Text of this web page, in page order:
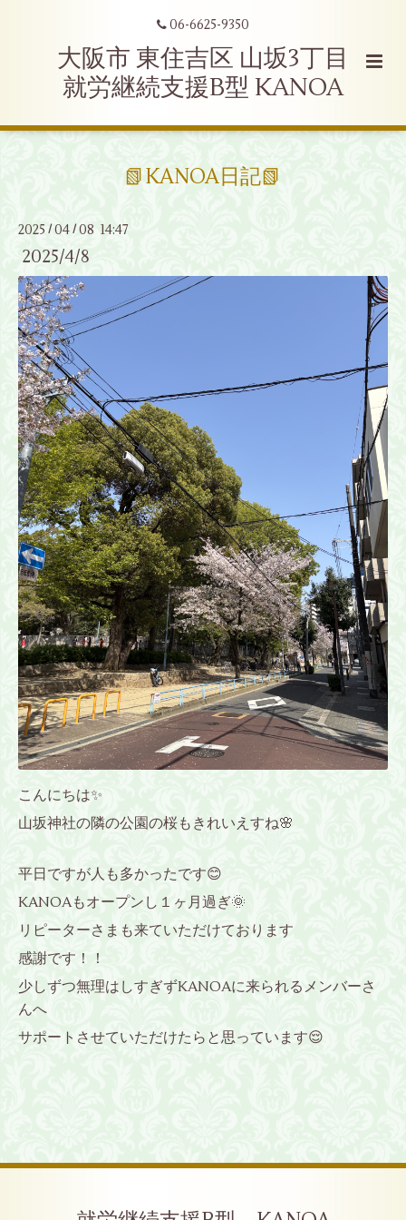
06-6625-9350
大阪市 東住吉区 山坂3丁目
就労継続支援B型 KANOA
📗KANOA日記📗
2025 /04 /08 14:47
2025/4/8
こんにちは✨
山坂神社の隣の公園の桜もきれいえすね🌸
平日ですが人も多かったです😊
KANOAもオープンし１ヶ月過ぎ🌞
リピーターさまも来ていただけております
感謝です！！
少しずつ無理はしすぎずKANOAに来られるメンバーさ
んへ
サポートさせていただけたらと思っています😌